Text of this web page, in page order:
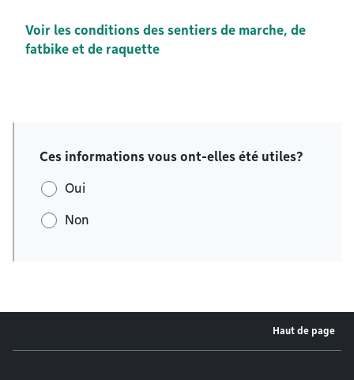
Voir les conditions des sentiers de marche, de
fatbike et de raquette
Ces informations vous ont-elles été utiles?
Oui
Non
Haut de page